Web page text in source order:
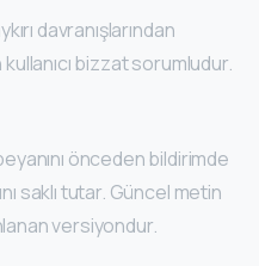
davranışlarından
bizzat sorumludur.
önceden bildirimde
saklı tutar. Güncel metin
versiyondur.